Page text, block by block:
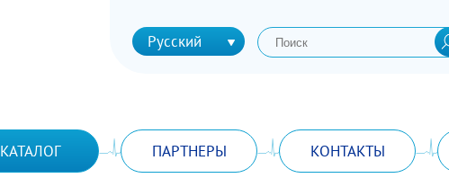
Русский
КАТАЛОГ ПАРТНЕРЫ КОНТАКТЫ